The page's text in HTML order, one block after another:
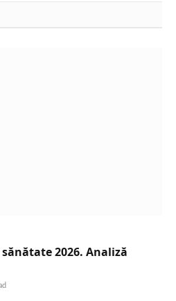
2026. Analiză